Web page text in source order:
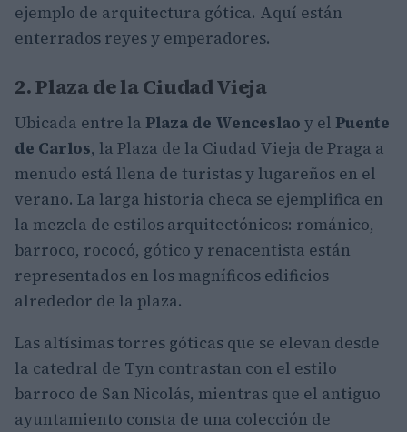
ejemplo de arquitectura gótica. Aquí están
enterrados reyes y emperadores.
2. Plaza de la Ciudad Vieja
Ubicada entre la Plaza de Wenceslao y el Puente
de Carlos, la Plaza de la Ciudad Vieja de Praga a
menudo está llena de turistas y lugareños en el
verano. La larga historia checa se ejemplifica en
la mezcla de estilos arquitectónicos: románico,
barroco, rococó, gótico y renacentista están
representados en los magníficos edificios
alrededor de la plaza.
Las altísimas torres góticas que se elevan desde
la catedral de Tyn contrastan con el estilo
barroco de San Nicolás, mientras que el antiguo
ayuntamiento consta de una colección de